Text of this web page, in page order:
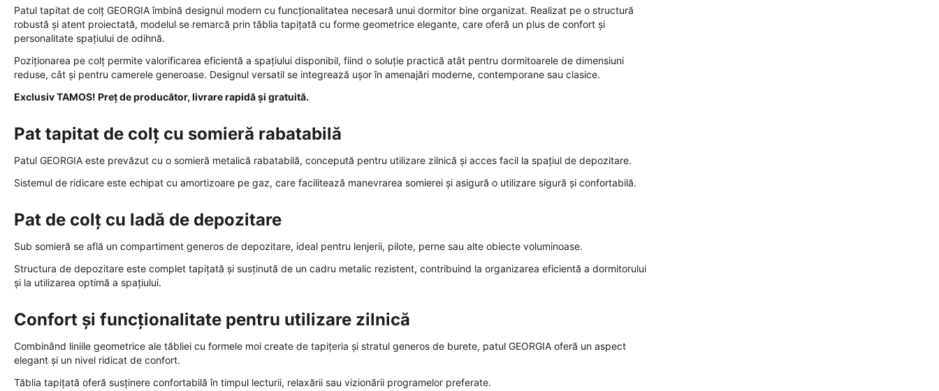
Patul tapitat de colț GEORGIA îmbină designul modern cu funcționalitatea necesară unui dormitor bine organizat. Realizat pe o structură
robustă și atent proiectată, modelul se remarcă prin tăblia tapițată cu forme geometrice elegante, care oferă un plus de confort și
personalitate spațiului de odihnă.
Poziționarea pe colț permite valorificarea eficientă a spațiului disponibil, fiind o soluție practică atât pentru dormitoarele de dimensiuni
reduse, cât și pentru camerele generoase. Designul versatil se integrează ușor în amenajări moderne, contemporane sau clasice.
Exclusiv TAMOS! Preț de producător, livrare rapidă și gratuită.
Pat tapitat de colț cu somieră rabatabilă
Patul GEORGIA este prevăzut cu o somieră metalică rabatabilă, concepută pentru utilizare zilnică și acces facil la spațiul de depozitare.
Sistemul de ridicare este echipat cu amortizoare pe gaz, care facilitează manevrarea somierei și asigură o utilizare sigură și confortabilă.
Pat de colț cu ladă de depozitare
Sub somieră se află un compartiment generos de depozitare, ideal pentru lenjerii, pilote, perne sau alte obiecte voluminoase.
Structura de depozitare este complet tapițată și susținută de un cadru metalic rezistent, contribuind la organizarea eficientă a dormitorului
și la utilizarea optimă a spațiului.
Confort și funcționalitate pentru utilizare zilnică
Combinând liniile geometrice ale tăbliei cu formele moi create de tapițeria și stratul generos de burete, patul GEORGIA oferă un aspect
elegant și un nivel ridicat de confort.
Tăblia tapițată oferă susținere confortabilă în timpul lecturii, relaxării sau vizionării programelor preferate.